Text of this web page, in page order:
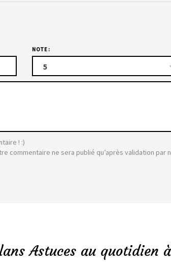
NOTE :
5
! :)
commentaire ne sera publié qu’après validation par
Astuces au quotidien